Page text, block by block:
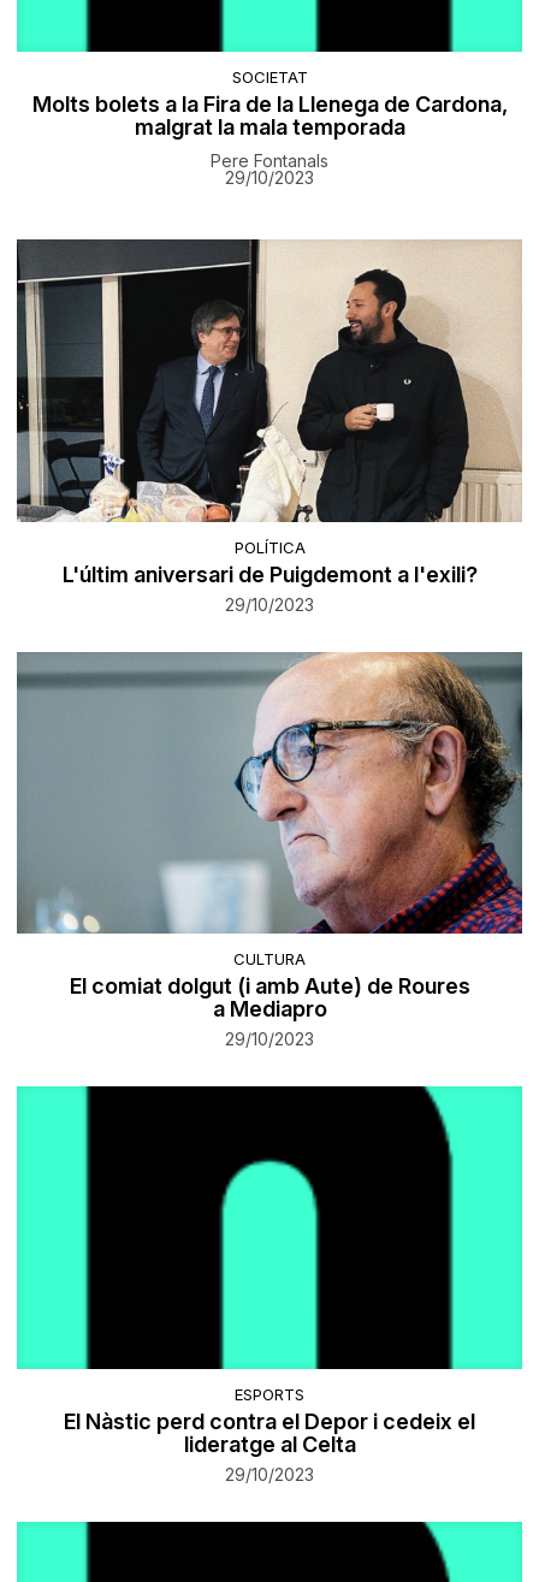
SOCIETAT
Molts bolets a la Fira de la Llenega de Cardona,
malgrat la mala temporada
Pere Fontanals
29/10/2023
POLÍTICA
L'últim aniversari de Puigdemont a l'exili?
29/10/2023
CULTURA
El comiat dolgut (i amb Aute) de Roures
a Mediapro
29/10/2023
ESPORTS
El Nàstic perd contra el Depor i cedeix el
lideratge al Celta
29/10/2023